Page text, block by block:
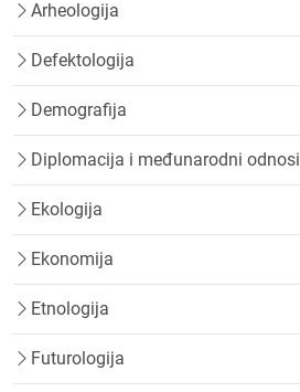
Arheologija
Defektologija
Demografija
Diplomacija i međunarodni odnosi
Ekologija
Ekonomija
Etnologija
Futurologija